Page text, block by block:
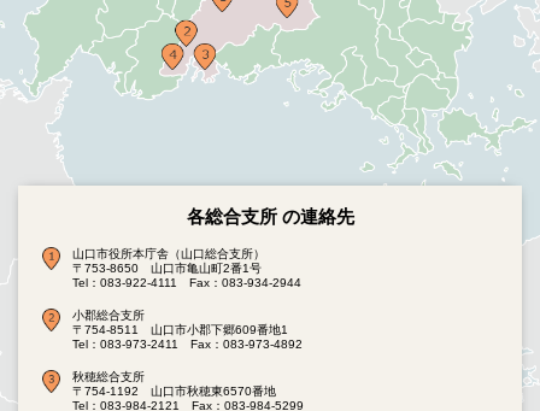
各総合支所 の連絡先
山口市役所本庁舎（山口総合支所）
〒753-8650 山口市亀山町2番1号
Tel：083-922-4111
Fax：083-934-2944
小郡総合支所
〒754-8511 山口市小郡下郷609番地1
Tel：083-973-2411
Fax：083-973-4892
秋穂総合支所
〒754-1192 山口市秋穂東6570番地
Tel：083-984-2121
Fax：083-984-5299